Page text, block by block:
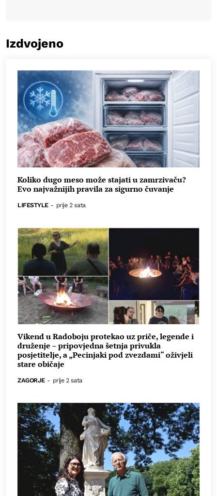
Izdvojeno
Koliko dugo meso može stajati u zamrzivaču?
Evo najvažnijih pravila za sigurno čuvanje
LIFESTYLE - prije 2 sata
Vikend u Radoboju protekao uz priče, legende i
druženje – pripovjedna šetnja privukla
posjetitelje, a „Pecinjaki pod zvezdami“ oživjeli
stare običaje
ZAGORJE - prije 2 sata